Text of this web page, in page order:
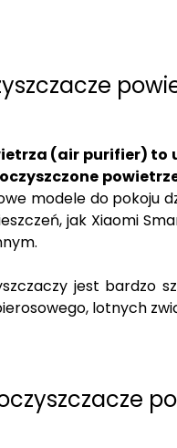
(air purifier) to
modele do pokoju
jak Xiaomi
jest bardzo
lotnych